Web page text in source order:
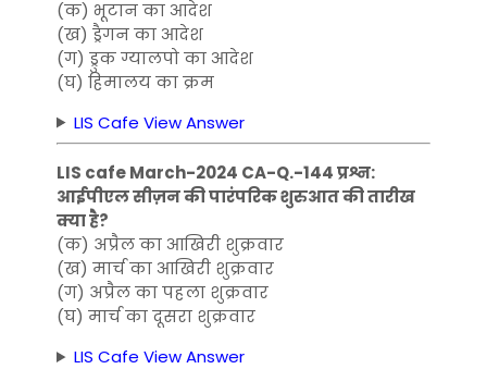
(क) भूटान का आदेश
(ख) ड्रैगन का आदेश
(ग) ड्रुक ग्यालपो का आदेश
(घ) हिमालय का क्रम
LIS Cafe View Answer
LIS cafe March-2024 CA-Q.-144 प्रश्न:
आईपीएल सीज़न की पारंपरिक शुरुआत की तारीख
क्या है?
(क) अप्रैल का आखिरी शुक्रवार
(ख) मार्च का आखिरी शुक्रवार
(ग) अप्रैल का पहला शुक्रवार
(घ) मार्च का दूसरा शुक्रवार
LIS Cafe View Answer